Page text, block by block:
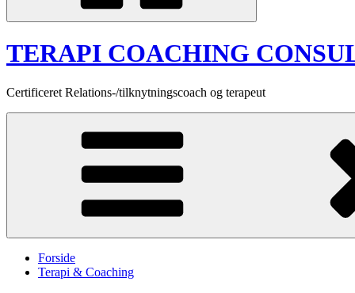
TERAPI COACHING
Certificeret Relations-/tilknytningscoach og terapeut
Forside
Terapi & Coaching